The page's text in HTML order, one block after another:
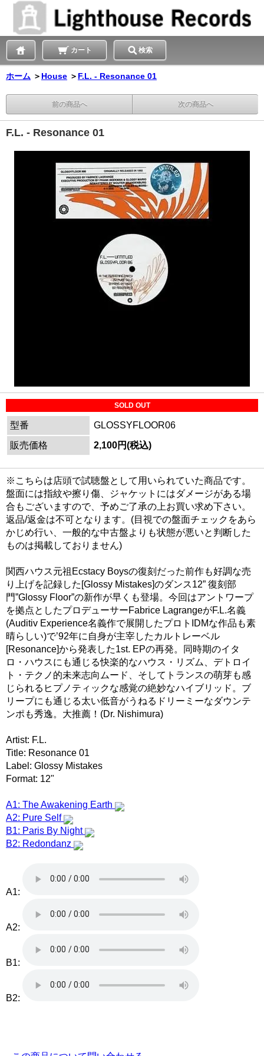
カート 検索
ホーム ＞ House ＞ F.L. - Resonance 01
前の商品へ 次の商品へ
F.L. - Resonance 01
SOLD OUT
型番
GLOSSYFLOOR06
販売価格
2,100円(税込)
※こちらは店頭で試聴盤として用いられていた商品です。
盤面には指紋や擦り傷、ジャケットにはダメージがある場
合もございますので、予めご了承の上お買い求め下さい。
返品/返金は不可となります。(目視での盤面チェックをあら
かじめ行い、一般的な中古盤よりも状態が悪いと判断した
ものは掲載しておりません)
関西ハウス元祖Ecstacy Boysの復刻だった前作も好調な売
り上げを記録した[Glossy Mistakes]のダンス12” 復刻部
門”Glossy Floor”の新作が早くも登場。今回はアントワープ
を拠点としたプロデューサーFabrice LagrangeがF.L.名義
(Auditiv Experience名義作で展開したプロトIDMな作品も素
晴らしい)で’92年に自身が主宰したカルトレーベル
[Resonance]から発表した1st. EPの再発。同時期のイタ
ロ・ハウスにも通じる快楽的なハウス・リズム、デトロイ
ト・テクノ的未来志向ムード、そしてトランスの萌芽も感
じられるヒプノティックな感覚の絶妙なハイブリッド。ブ
リープにも通じる太い低音がうねるドリーミーなダウンテ
ンポも秀逸。大推薦！(Dr. Nishimura)
Artist: F.L.
Title: Resonance 01
Label: Glossy Mistakes
Format: 12"
A1: The Awakening Earth
A2: Pure Self
B1: Paris By Night
B2: Redondanz
A1:
A2:
B1:
B2: